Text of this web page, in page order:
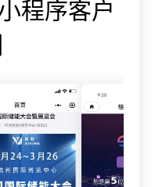
程序客户